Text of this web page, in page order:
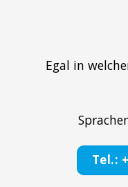
Egal in
Tel.: